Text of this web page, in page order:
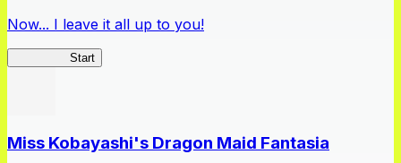
Now... I leave it all up to you!
Start
Miss Kobayashi's Dragon Maid Fantasia